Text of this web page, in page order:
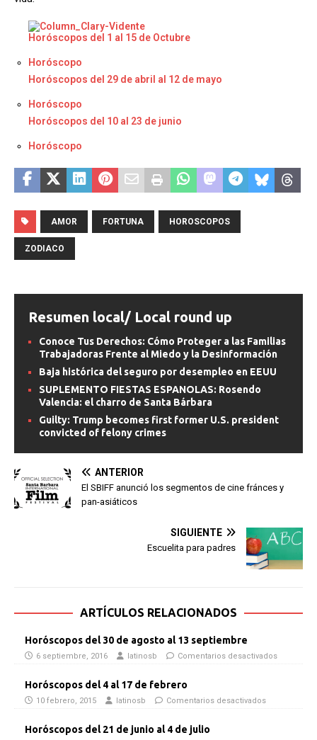
Horóscopos del 1 al 15 de Octubre
Respecto a
Horóscopo
Horóscopos del 29 de abril al 12 de mayo
Respecto a
Horóscopo
Horóscopos del 10 al 23 de junio
Respecto a
Horóscopo
AMOR FORTUNA HOROSCOPOS
ZODIACO
Resumen local/ Local round up
Conoce Tus Derechos: Cómo Proteger a las Familias
Trabajadoras Frente al Miedo y la Desinformación
Baja histórica del seguro por desempleo en EEUU
SUPLEMENTO FIESTAS ESPANOLAS: Rosendo
Valencia: el charro de Santa Bárbara
Guilty: Trump becomes first former U.S. president
convicted of felony crimes
ANTERIOR
El SBIFF anunció los segmentos de cine fránces y
pan-asiáticos
SIGUIENTE
Escuelita para padres
ARTÍCULOS RELACIONADOS
Horóscopos del 30 de agosto al 13 septiembre
6 septiembre, 2016 latinosb Comentarios desactivados
Horóscopos del 4 al 17 de febrero
10 febrero, 2015 latinosb Comentarios desactivados
Horóscopos del 21 de junio al 4 de julio